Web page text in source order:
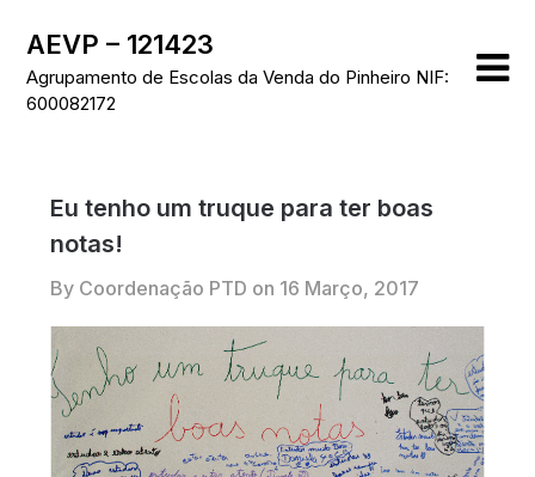
content
AEVP – 121423
Agrupamento de Escolas da Venda do Pinheiro NIF:
600082172
Eu tenho um truque para ter boas
notas!
By Coordenação PTD on 16 Março, 2017